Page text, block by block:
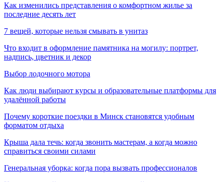
Как изменились представления о комфортном жилье за
последние десять лет
7 вещей, которые нельзя смывать в унитаз
Что входит в оформление памятника на могилу: портрет,
надпись, цветник и декор
Выбор лодочного мотора
Как люди выбирают курсы и образовательные платформы для
удалённой работы
Почему короткие поездки в Минск становятся удобным
форматом отдыха
Крыша дала течь: когда звонить мастерам, а когда можно
справиться своими силами
Генеральная уборка: когда пора вызвать профессионалов